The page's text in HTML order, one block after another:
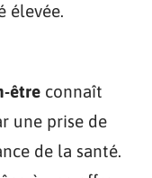
élevée.
être connaît
une prise de
de la santé.